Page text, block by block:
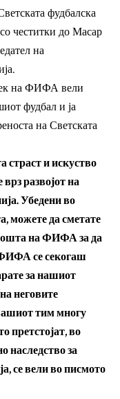
фудбалска
честитки до Масар
на
на ФИФА вели
фудбал и ја
на Светската
страст и искуство
развојот на
Убедени во
можете да сметате
на ФИФА за да
ФИФА се секогаш
за нашиот
неговите
тим многу
претстојат, во
наследство за
се вели во писмото